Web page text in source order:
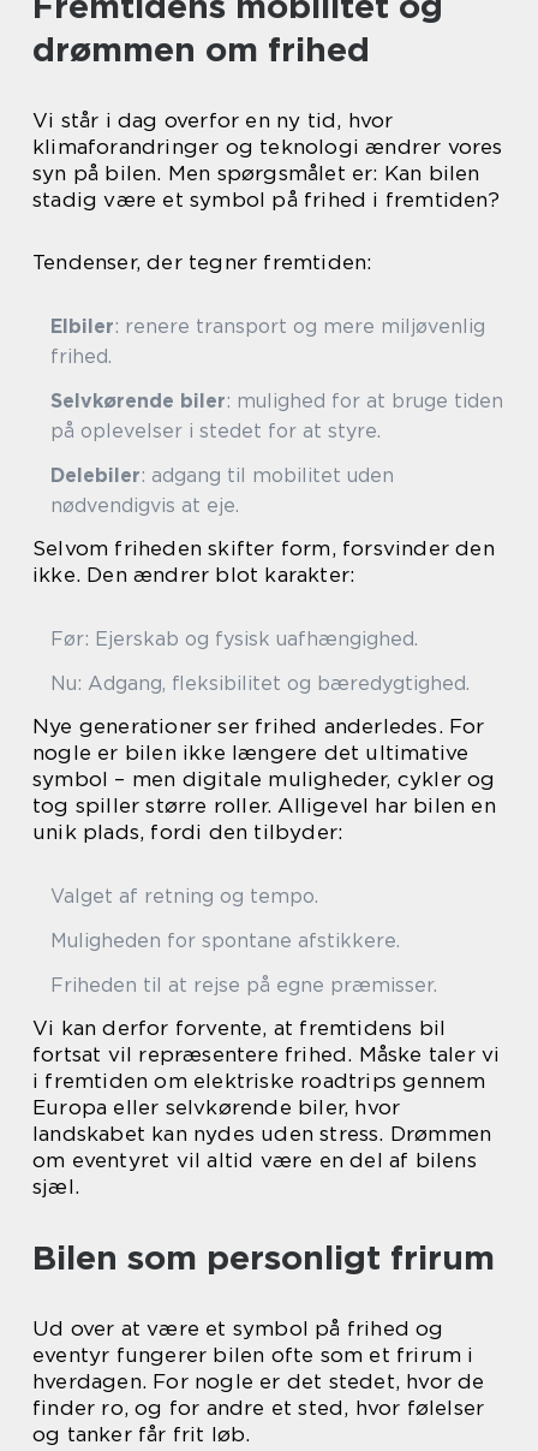
drømmen om frihed
Vi står i dag overfor en ny tid, hvor
klimaforandringer og teknologi ændrer vores
syn på bilen. Men spørgsmålet er: Kan bilen
stadig være et symbol på frihed i fremtiden?
Tendenser, der tegner fremtiden:
Elbiler: renere transport og mere miljøvenlig
frihed.
Selvkørende biler: mulighed for at bruge tiden
på oplevelser i stedet for at styre.
Delebiler: adgang til mobilitet uden
nødvendigvis at eje.
Selvom friheden skifter form, forsvinder den
ikke. Den ændrer blot karakter:
Før: Ejerskab og fysisk uafhængighed.
Nu: Adgang, fleksibilitet og bæredygtighed.
Nye generationer ser frihed anderledes. For
nogle er bilen ikke længere det ultimative
symbol – men digitale muligheder, cykler og
tog spiller større roller. Alligevel har bilen en
unik plads, fordi den tilbyder:
Valget af retning og tempo.
Muligheden for spontane afstikkere.
Friheden til at rejse på egne præmisser.
Vi kan derfor forvente, at fremtidens bil
fortsat vil repræsentere frihed. Måske taler vi
i fremtiden om elektriske roadtrips gennem
Europa eller selvkørende biler, hvor
landskabet kan nydes uden stress. Drømmen
om eventyret vil altid være en del af bilens
sjæl.
Bilen som personligt frirum
Ud over at være et symbol på frihed og
eventyr fungerer bilen ofte som et frirum i
hverdagen. For nogle er det stedet, hvor de
finder ro, og for andre et sted, hvor følelser
og tanker får frit løb.